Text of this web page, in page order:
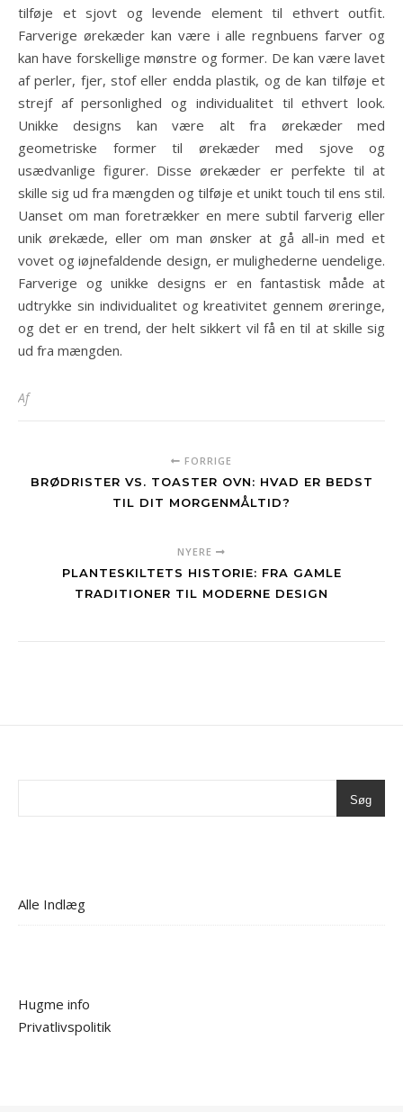
tilføje et sjovt og levende element til ethvert outfit.
Farverige ørekæder kan være i alle regnbuens farver og
kan have forskellige mønstre og former. De kan være lavet
af perler, fjer, stof eller endda plastik, og de kan tilføje et
strejf af personlighed og individualitet til ethvert look.
Unikke designs kan være alt fra ørekæder med
geometriske former til ørekæder med sjove og
usædvanlige figurer. Disse ørekæder er perfekte til at
skille sig ud fra mængden og tilføje et unikt touch til ens stil.
Uanset om man foretrækker en mere subtil farverig eller
unik ørekæde, eller om man ønsker at gå all-in med et
vovet og iøjnefaldende design, er mulighederne uendelige.
Farverige og unikke designs er en fantastisk måde at
udtrykke sin individualitet og kreativitet gennem øreringe,
og det er en trend, der helt sikkert vil få en til at skille sig
ud fra mængden.
Af
FORRIGE
BRØDRISTER VS. TOASTER OVN: HVAD ER BEDST
TIL DIT MORGENMÅLTID?
NYERE
PLANTESKILTETS HISTORIE: FRA GAMLE
TRADITIONER TIL MODERNE DESIGN
Søg
Alle Indlæg
Hugme info
Privatlivspolitik